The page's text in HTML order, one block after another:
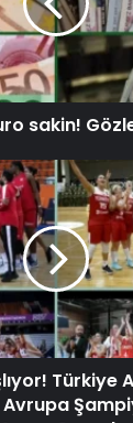
sakin!
Türkiye
Avrupa